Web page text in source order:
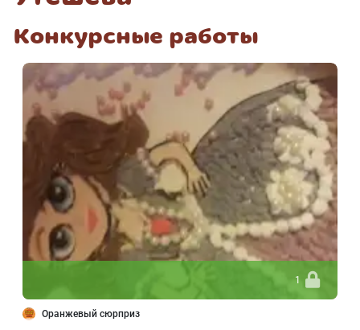
Конкурсные работы
1
Оранжевый сюрприз